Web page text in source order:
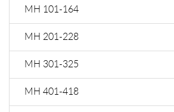
МН 101-164
МН 201-228
МН 301-325
МН 401-418